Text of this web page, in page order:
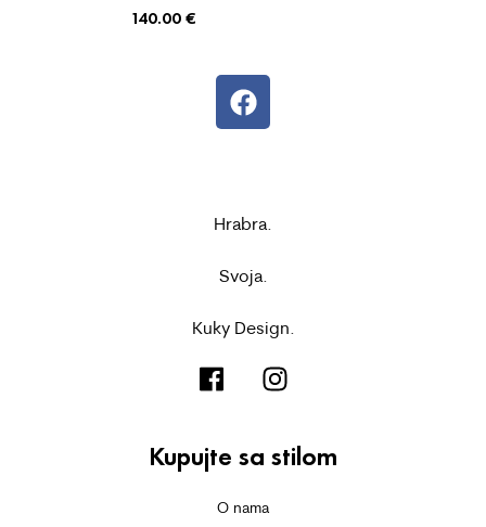
140.00 €
Hrabra.
Svoja.
Kuky Design.
Kupujte sa stilom
O nama